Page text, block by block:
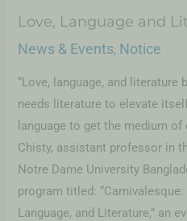
Love, Language and
News & Events, Notice
“Love, language, and
needs literature to elevate
language to get the medium
Chisty, assistant professor in
Notre Dame University
program titled:
Language, and Literature,” an